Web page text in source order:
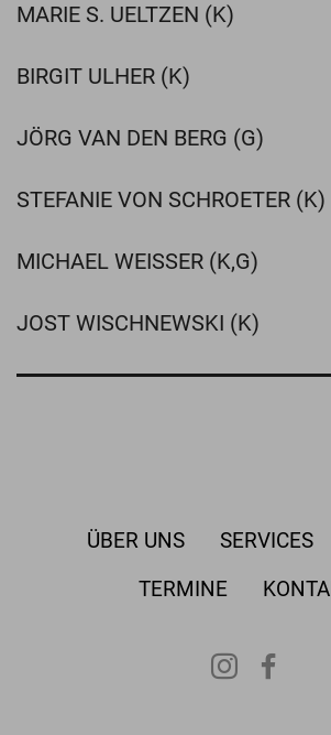
MARIE S. UELTZEN (K)
BIRGIT ULHER (K)
JÖRG VAN DEN BERG (G)
STEFANIE VON SCHROETER (K)
MICHAEL WEISSER (K,G)
JOST WISCHNEWSKI (K)
ÜBER UNS SERVICES
TERMINE